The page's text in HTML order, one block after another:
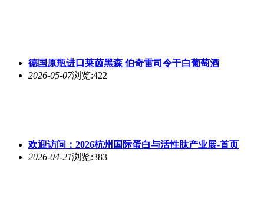
德国原瓶进口莱茵黑森 伯奇雷司令干白葡萄酒
2026-05-07浏览:422
欢迎访问：2026杭州国际蛋白与活性肽产业展-首页
2026-04-21浏览:383